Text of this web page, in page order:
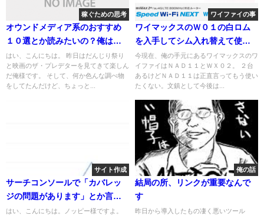
稼ぐための思考
オウンドメディア系のおすすめ
１０選とか読みたいの？俺は読
むの面倒なんですけど
はい、こんにちは。 昨日はだんじり祭り
と映画のザ・プレデターを見てきて楽しん
だ俺様です。 そして、何か色んな調べ物
をしてたんだけど、ちょっと...
ワイファイの事
ワイマックスのＷ０１の白ロム
を入手してシム入れ替えて使っ
てみた
今現在、俺の手元にあるワイマックスのワ
イファイはＮＡＤ１１とＷＸ０２。 ２台
あるけどＮＡＤ１１は正直言ってもう使い
たくない。文鎮として今後は...
サイト作成
サーチコンソールで「カバレッ
ジの問題があります」とか言わ
れnoindex入ってたから解消す
はい、こんにちは。ノッピー様ですよ。
俺の話
結局の所、リンクが重要なんで
す
昨日から導入したもの凄く悪いツール